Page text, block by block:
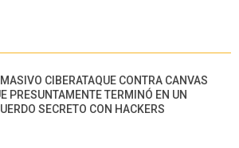
MASIVO CIBERATAQUE CONTRA CANVAS
PRESUNTAMENTE TERMINÓ EN UN
SECRETO CON HACKERS